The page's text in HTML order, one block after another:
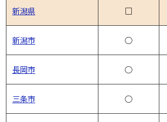
新潟県 □
新潟市 ○
長岡市 ○
三条市 ○